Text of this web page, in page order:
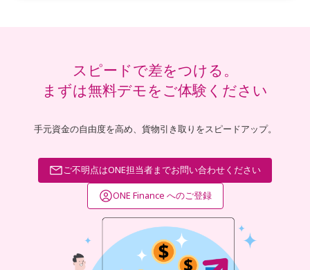
スピードで差をつける。
まずは無料デモをご体験ください
手元資金の自由度を高め、貨物引き取りをスピードアップ。
ご不明点はONE担当者までお問い合わせください
ONE Finance へのご登録